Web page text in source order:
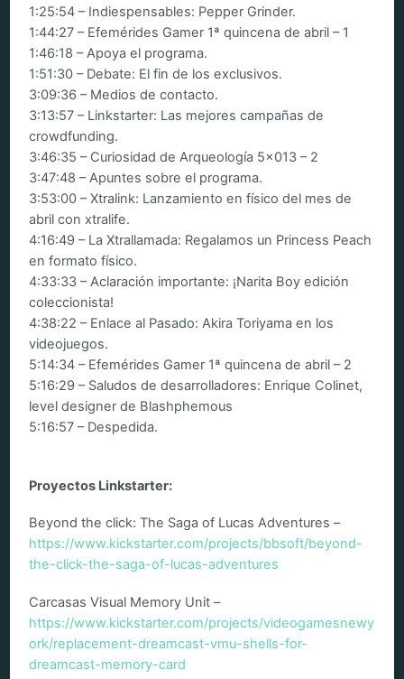
1:25:54 – Indiespensables: Pepper Grinder.
1:44:27 – Efemérides Gamer 1ª quincena de abril – 1
1:46:18 – Apoya el programa.
1:51:30 – Debate: El fin de los exclusivos.
3:09:36 – Medios de contacto.
3:13:57 – Linkstarter: Las mejores campañas de
crowdfunding.
3:46:35 – Curiosidad de Arqueología 5×013 – 2
3:47:48 – Apuntes sobre el programa.
3:53:00 – Xtralink: Lanzamiento en físico del mes de
abril con xtralife.
4:16:49 – La Xtrallamada: Regalamos un Princess Peach
en formato físico.
4:33:33 – Aclaración importante: ¡Narita Boy edición
coleccionista!
4:38:22 – Enlace al Pasado: Akira Toriyama en los
videojuegos.
5:14:34 – Efemérides Gamer 1ª quincena de abril – 2
5:16:29 – Saludos de desarrolladores: Enrique Colinet,
level designer de Blashphemous
5:16:57 – Despedida.
Proyectos Linkstarter:
Beyond the click: The Saga of Lucas Adventures –
https://www.kickstarter.com/projects/bbsoft/beyond-
the-click-the-saga-of-lucas-adventures
Carcasas Visual Memory Unit –
https://www.kickstarter.com/projects/videogamesnewy
ork/replacement-dreamcast-vmu-shells-for-
dreamcast-memory-card